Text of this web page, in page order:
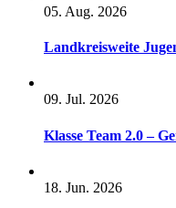
05. Aug. 2026
Landkreisweite
09. Jul. 2026
Klasse Team 2.0 –
18. Jun. 2026